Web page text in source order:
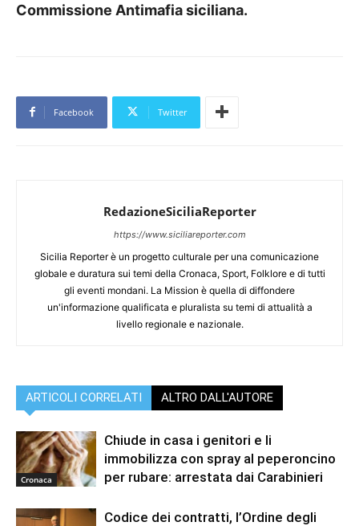
Commissione Antimafia siciliana.
Facebook Twitter
RedazioneSiciliaReporter
https://www.siciliareporter.com
Sicilia Reporter è un progetto culturale per una comunicazione
globale e duratura sui temi della Cronaca, Sport, Folklore e di tutti
gli eventi mondani. La Mission è quella di diffondere
un'informazione qualificata e pluralista su temi di attualità a
livello regionale e nazionale.
ARTICOLI CORRELATI ALTRO DALL'AUTORE
Cronaca
Chiude in casa i genitori e li
immobilizza con spray al peperoncino
per rubare: arrestata dai Carabinieri
Codice dei contratti, l’Ordine degli